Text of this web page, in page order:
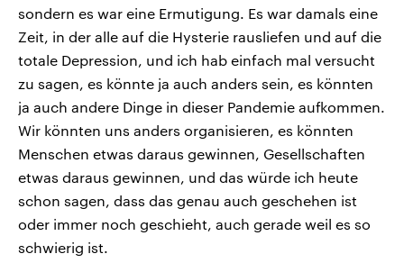
sondern es war eine Ermutigung. Es war damals eine
Zeit, in der alle auf die Hysterie rausliefen und auf die
totale Depression, und ich hab einfach mal versucht
zu sagen, es könnte ja auch anders sein, es könnten
ja auch andere Dinge in dieser Pandemie aufkommen.
Wir könnten uns anders organisieren, es könnten
Menschen etwas daraus gewinnen, Gesellschaften
etwas daraus gewinnen, und das würde ich heute
schon sagen, dass das genau auch geschehen ist
oder immer noch geschieht, auch gerade weil es so
schwierig ist.